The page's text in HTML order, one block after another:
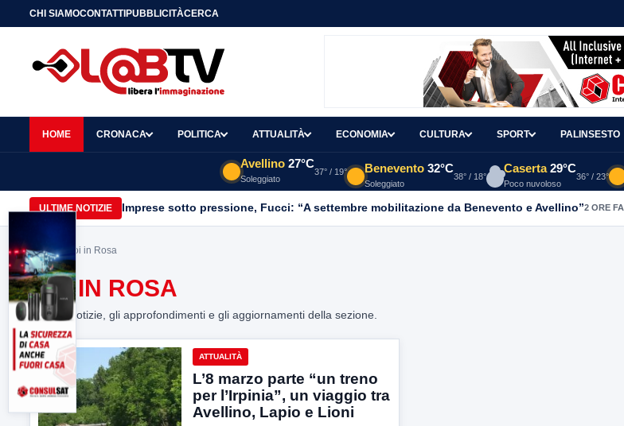
CHI SIAMOCONTATTIPUBBLICITÀCERCA
HOME CRONACA POLITICA ATTUALITÀ ECONOMIA CULTURA SPORT PALINSESTO
Avellino 27°C
Soleggiato
37° / 19° Benevento 32°C
Soleggiato
38° / 18°
Caserta 29°C
Poco nuvoloso
36° / 23°
ULTIME NOTIZIE Imprese sotto pressione, Fucci: “A settembre mobilitazione da Benevento e Avellino”2 ORE FA
Home> Noi in Rosa
NOI IN ROSA
Tutte le notizie, gli approfondimenti e gli aggiornamenti della sezione.
ATTUALITÀ
L’8 marzo parte “un treno
per l’Irpinia”, un viaggio tra
Avellino, Lapio e Lioni